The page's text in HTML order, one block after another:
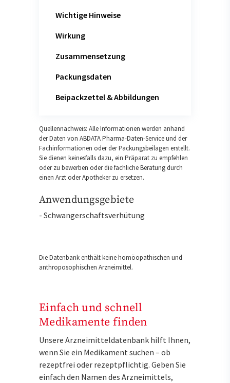
Wichtige Hinweise
Wirkung
Zusammensetzung
Packungsdaten
Beipackzettel & Abbildungen
Quellennachweis: Alle Informationen werden anhand
der Daten von ABDATA Pharma-Daten-Service und der
Fachinformationen oder der Packungsbeilagen erstellt.
Sie dienen keinesfalls dazu, ein Präparat zu empfehlen
oder zu bewerben oder die fachliche Beratung durch
einen Arzt oder Apotheker zu ersetzen.
Anwendungsgebiete
- Schwangerschaftsverhütung
Die Datenbank enthält keine homöopathischen und
anthroposophischen Arzneimittel.
Einfach und schnell
Medikamente finden
Unsere Arzneimitteldatenbank hilft Ihnen,
wenn Sie ein Medikament suchen – ob
rezeptfrei oder rezeptpflichtig. Geben Sie
einfach den Namen des Arzneimittels,